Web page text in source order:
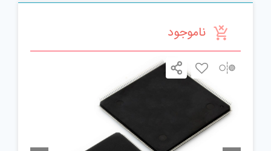
ناموجود